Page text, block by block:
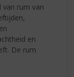
van rum van
en
De rum